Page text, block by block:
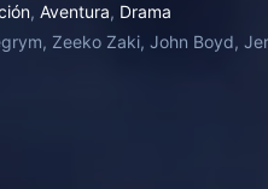
, Aventura, Drama
Zeeko Zaki, John Boyd,